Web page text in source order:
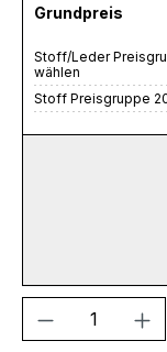
Grundpreis
Stoff/Leder
wählen
Stoff Preisgruppe
Produkt